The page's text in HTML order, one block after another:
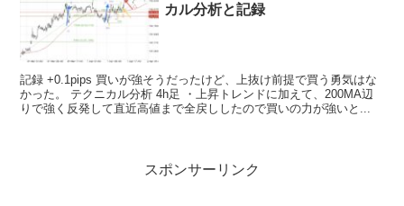
カル分析と記録
記録 +0.1pips 買いが強そうだったけど、上抜け前提で買う勇気はな
かった。 テクニカル分析 4h足 ・上昇トレンドに加えて、200MA辺
りで強く反発して直近高値まで全戻ししたので買いの力が強いと...
スポンサーリンク